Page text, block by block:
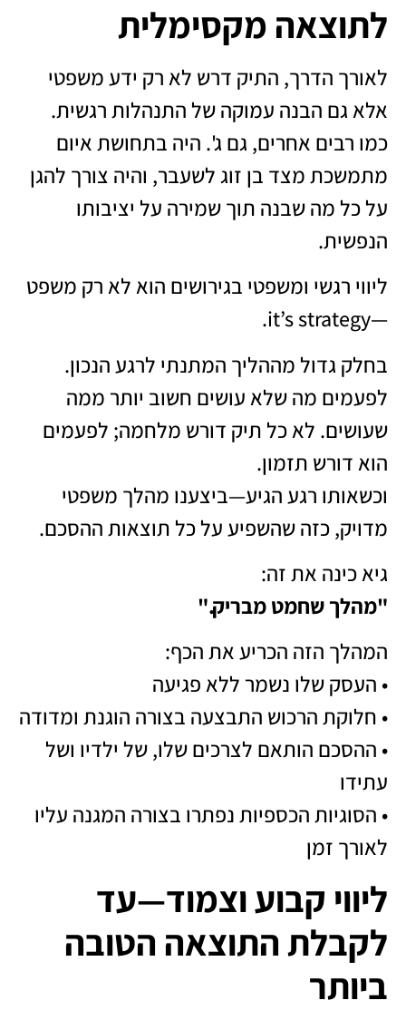
לתוצאה מקסימלית
לאורך הדרך, התיק דרש לא רק ידע משפטי
אלא גם הבנה עמוקה של התנהלות רגשית.
כמו רבים אחרים, גם ג'. היה בתחושת איום
מתמשכת מצד בן זוג לשעבר, והיה צורך להגן
על כל מה שבנה תוך שמירה על יציבותו
הנפשית.
ליווי רגשי ומשפטי בגירושים הוא לא רק משפט
—it’s strategy.
בחלק גדול מההליך המתנתי לרגע הנכון.
לפעמים מה שלא עושים חשוב יותר ממה
שעושים. לא כל תיק דורש מלחמה; לפעמים
הוא דורש תזמון.
וכשאותו רגע הגיע—ביצענו מהלך משפטי
מדויק, כזה שהשפיע על כל תוצאות ההסכם.
גיא כינה את זה:
"מהלך שחמט מבריק."
המהלך הזה הכריע את הכף:
• העסק שלו נשמר ללא פגיעה
• חלוקת הרכוש התבצעה בצורה הוגנת ומדודה
• ההסכם הותאם לצרכים שלו, של ילדיו ושל
עתידו
• הסוגיות הכספיות נפתרו בצורה המגנה עליו
לאורך זמן
ליווי קבוע וצמוד—עד
לקבלת התוצאה הטובה
ביותר